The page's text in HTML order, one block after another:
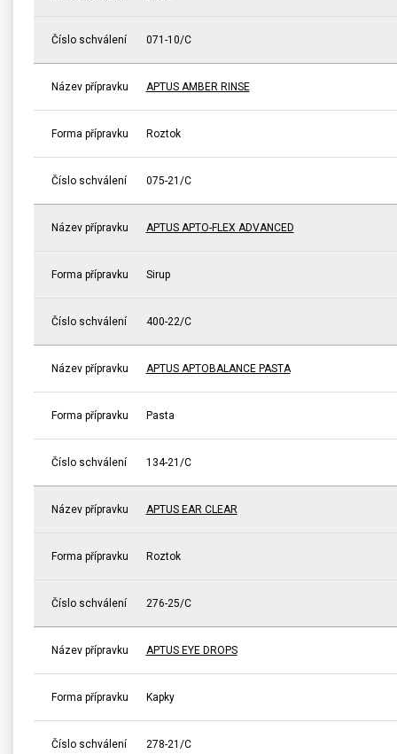
Číslo schválení 071-10/C
Název přípravku APTUS AMBER RINSE
Forma přípravku Roztok
Číslo schválení 075-21/C
Název přípravku APTUS APTO-FLEX ADVANCED
Forma přípravku Sirup
Číslo schválení 400-22/C
Název přípravku APTUS APTOBALANCE PASTA
Forma přípravku Pasta
Číslo schválení 134-21/C
Název přípravku APTUS EAR CLEAR
Forma přípravku Roztok
Číslo schválení 276-25/C
Název přípravku APTUS EYE DROPS
Forma přípravku Kapky
Číslo schválení 278-21/C